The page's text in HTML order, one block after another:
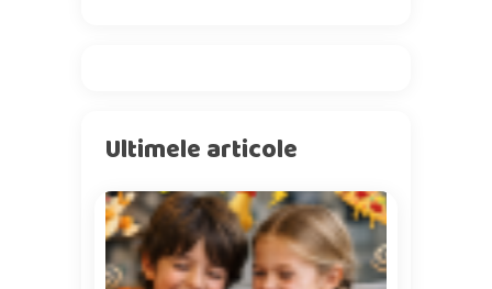
Ultimele articole